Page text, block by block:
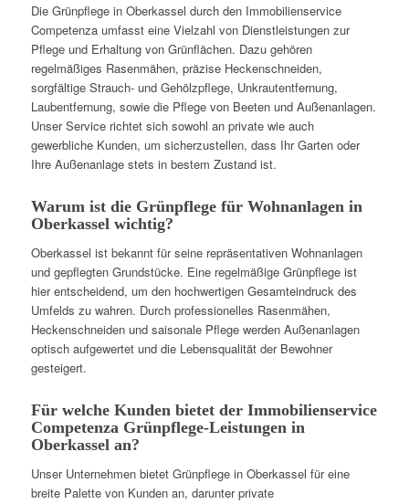
Die Grünpflege in Oberkassel durch den Immobilienservice
Competenza umfasst eine Vielzahl von Dienstleistungen zur
Pflege und Erhaltung von Grünflächen. Dazu gehören
regelmäßiges Rasenmähen, präzise Heckenschneiden,
sorgfältige Strauch- und Gehölzpflege, Unkrautentfernung,
Laubentfernung, sowie die Pflege von Beeten und Außenanlagen.
Unser Service richtet sich sowohl an private wie auch
gewerbliche Kunden, um sicherzustellen, dass Ihr Garten oder
Ihre Außenanlage stets in bestem Zustand ist.
Warum ist die Grünpflege für Wohnanlagen in
Oberkassel wichtig?
Oberkassel ist bekannt für seine repräsentativen Wohnanlagen
und gepflegten Grundstücke. Eine regelmäßige Grünpflege ist
hier entscheidend, um den hochwertigen Gesamteindruck des
Umfelds zu wahren. Durch professionelles Rasenmähen,
Heckenschneiden und saisonale Pflege werden Außenanlagen
optisch aufgewertet und die Lebensqualität der Bewohner
gesteigert.
Für welche Kunden bietet der Immobilienservice
Competenza Grünpflege-Leistungen in
Oberkassel an?
Unser Unternehmen bietet Grünpflege in Oberkassel für eine
breite Palette von Kunden an, darunter private